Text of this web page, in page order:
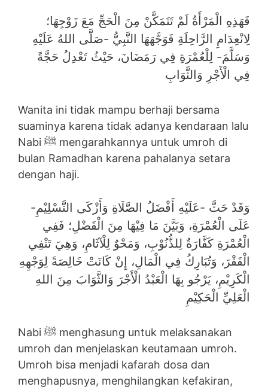
فَهَذِهِ الْمَرْأَةُ لَمْ تَتَمَكَّنْ مِنَ الْحَجِّ مَعَ زَوْجِهَا؛
لِانْعِدَامِ الرَّاحِلَةِ فَوَجَّهَهَا النَّبِيُّ -صَلَّى اللهُ عَلَيْهِ
وَسَلَّمَ- لِلْعُمْرَةِ فِي رَمَضَانَ، حَيْثُ تَعْدِلُ حَجَّةً
فِي الْأَجْرِ وَالثَّوَابِ
Wanita ini tidak mampu berhaji bersama
suaminya karena tidak adanya kendaraan lalu
Nabi ﷺ mengarahkannya untuk umroh di
bulan Ramadhan karena pahalanya setara
dengan haji.
وَقَدْ حَثَّ -عَلَيْهِ أَفْضَلُ الصَّلَاةِ وَأَزْكَى التَّسْلِيْمِ-
عَلَى الْعُمْرَةِ، وَبَيَّنَ مَا فِيْهَا مِنَ الْفَضْلِ؛ فَفِي
الْعُمْرَةِ كَفَّارَةٌ لِلذُّنُوْبِ، وَمَحْوٌ لِلْآثَامِ، وَهِيَ تَنْفِي
الْفَقْرَ، وَتُبَارِكُ فِي الْمَالِ، إِنْ كَانَتْ خَالِصَةً لِوَجْهِهِ
الْكَرِيْمِ، يَرْجُو بِهَا الْعَبْدُ الْأَجْرَ وَالثَّوَابَ مِنَ اللهِ
الْعَلِيِّ الْحَكِيْمِ
Nabi ﷺ menghasung untuk melaksanakan
umroh dan menjelaskan keutamaan umroh.
Umroh bisa menjadi kafarah dosa dan
menghapusnya, menghilangkan kefakiran,